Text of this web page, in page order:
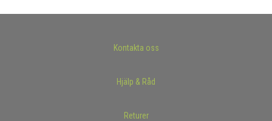
Kontakta oss
Hjälp & Råd
Returer